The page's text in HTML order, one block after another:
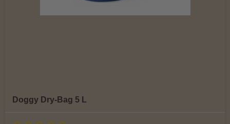
Doggy Dry-Bag 5 L